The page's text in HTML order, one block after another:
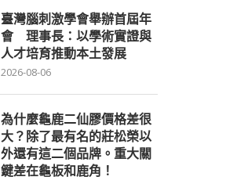
臺灣腦刺激學會舉辦首屆年
會 理事長：以學術實證與
人才培育推動本土發展
2026-08-06
為什麼龜鹿二仙膠價格差很
大？除了最有名的莊松榮以
外還有這二個品牌。重大關
鍵差在龜板和鹿角！